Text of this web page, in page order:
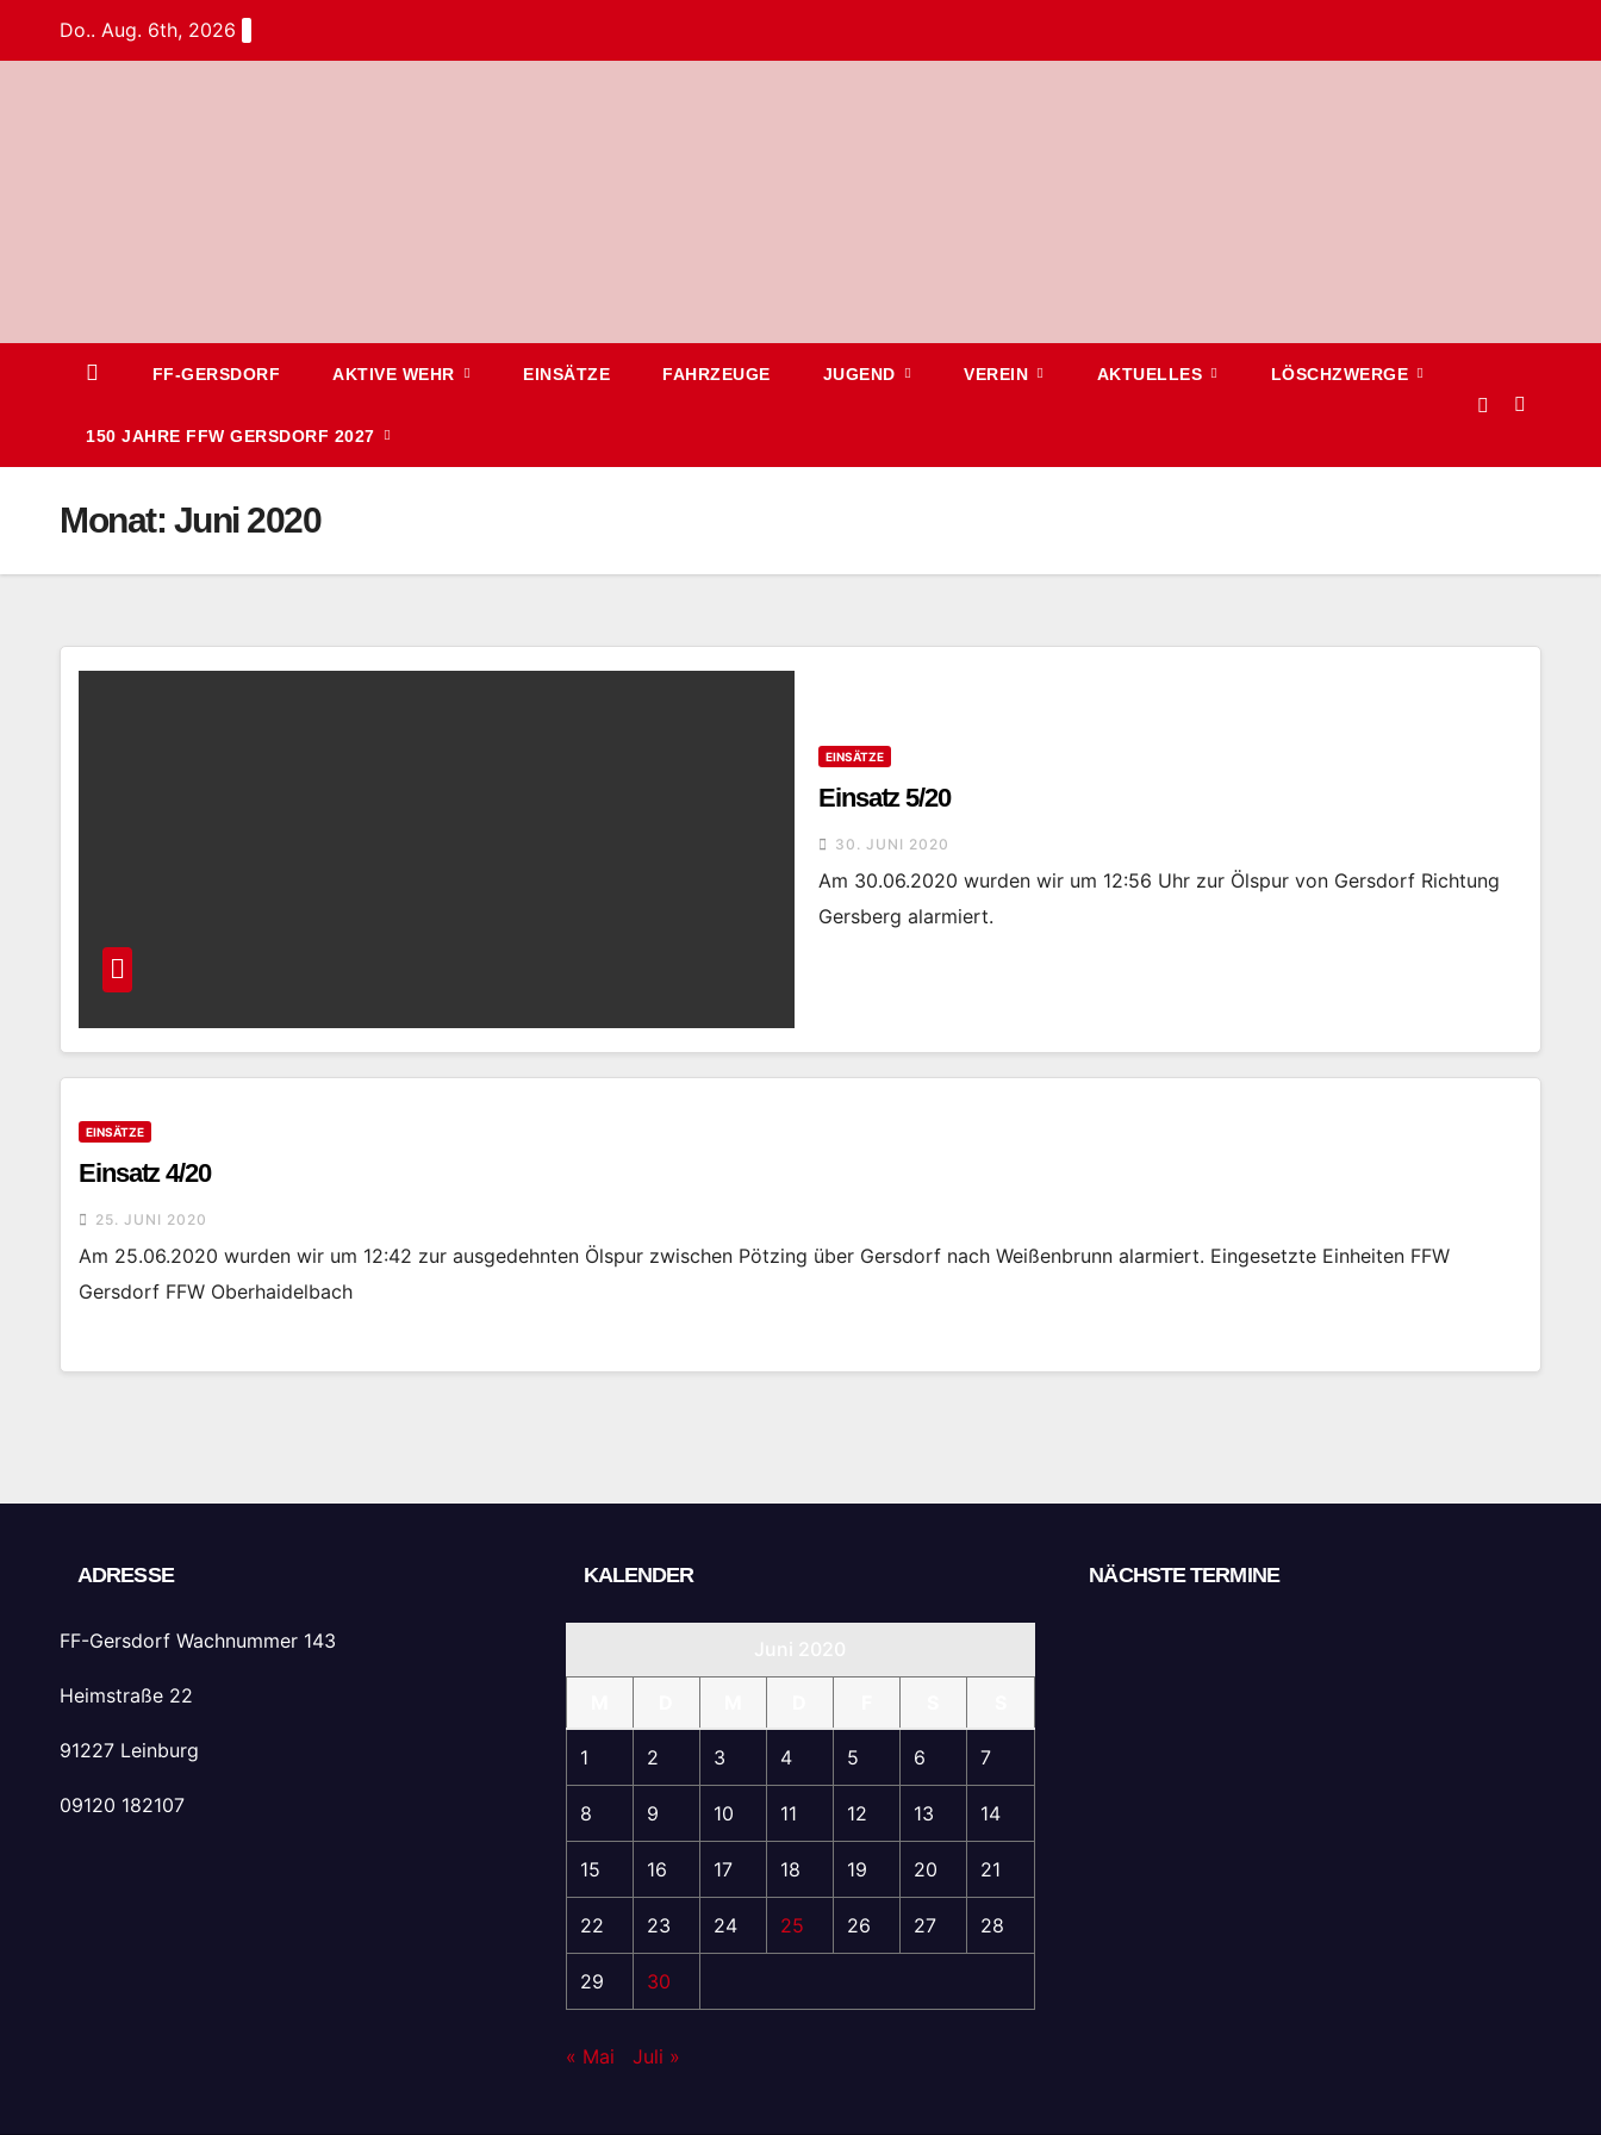
Do.. Aug. 6th, 2026
FF-GERSDORF AKTIVE WEHR EINSÄTZE FAHRZEUGE JUGEND VEREIN AKTUELLES LÖSCHZWERGE
150 JAHRE FFW GERSDORF 2027
Monat: Juni 2020
EINSÄTZE
Einsatz 5/20
30. JUNI 2020
Am 30.06.2020 wurden wir um 12:56 Uhr zur Ölspur von Gersdorf Richtung
Gersberg alarmiert.
EINSÄTZE
Einsatz 4/20
25. JUNI 2020
Am 25.06.2020 wurden wir um 12:42 zur ausgedehnten Ölspur zwischen Pötzing über Gersdorf nach Weißenbrunn alarmiert. Eingesetzte Einheiten FFW
Gersdorf FFW Oberhaidelbach
ADRESSE
FF-Gersdorf Wachnummer 143
Heimstraße 22
91227 Leinburg
09120 182107
KALENDER
1 2 3 4 5 6 7
8 9 10 11 12 13 14
15 16 17 18 19 20 21
22 23 24 25 26 27 28
29 30
« Mai Juli »
NÄCHSTE TERMINE